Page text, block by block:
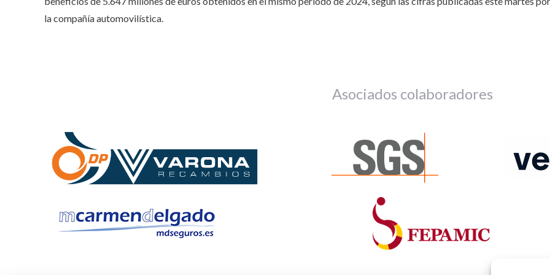
la compañía automovilística.
Asociados colaboradores